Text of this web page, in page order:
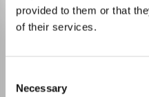
provided to them or that
of their services.
Selection
Necessary